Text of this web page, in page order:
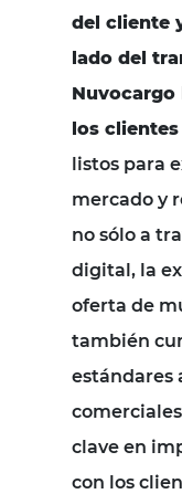
del cliente
lado del
Nuvocargo
los clientes
listos para
mercado y
no sólo a
digital, la
oferta de
también
estándares
clave en
con los